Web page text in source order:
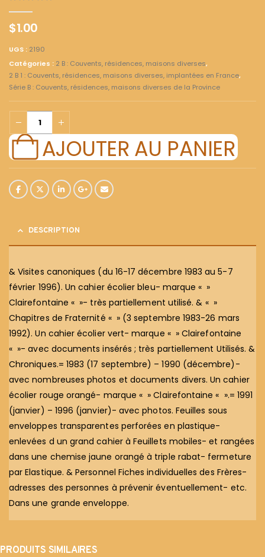
$1.00
UGS : 2190
Catégories : 2 B : Couvents, résidences, maisons diverses,
2 B 1 : Couvents, résidences, maisons diverses, implantées en France,
Série B : Couvents, résidences, maisons diverses de la Province
AJOUTER AU PANIER
DESCRIPTION
& Visites canoniques (du 16-17 décembre 1983 au 5-7
février 1996). Un cahier écolier bleu- marque « »
Clairefontaine « »- très partiellement utilisé. & « »
Chapitres de Fraternité « » (3 septembre 1983-26 mars
1992). Un cahier écolier vert- marque « » Clairefontaine
« »- avec documents insérés ; très partiellement Utilisés. &
Chroniques.= 1983 (17 septembre) – 1990 (décembre)-
avec nombreuses photos et documents divers. Un cahier
écolier rouge orangé- marque « » Clairefontaine « ».= 1991
(janvier) – 1996 (janvier)- avec photos. Feuilles sous
enveloppes transparentes perforées en plastique-
enlevées d un grand cahier à Feuillets mobiles- et rangées
dans une chemise jaune orangé à triple rabat- fermeture
par Elastique. & Personnel Fiches individuelles des Frères-
adresses des personnes à prévenir éventuellement- etc.
Dans une grande enveloppe.
PRODUITS SIMILAIRES